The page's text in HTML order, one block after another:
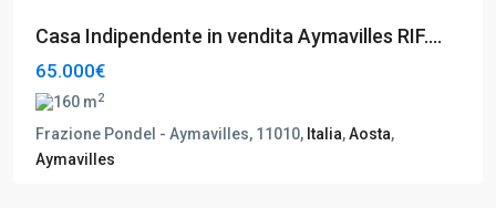
Casa Indipendente in vendita Aymavilles RIF....
65.000€
160 m2
Frazione Pondel - Aymavilles, 11010, Italia,Aosta,
Aymavilles
Aymavilles